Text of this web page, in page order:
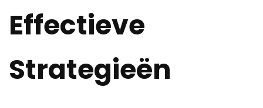
Effectieve
Strategieën